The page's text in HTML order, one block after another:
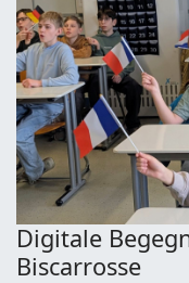
Digitale
Biscarrosse